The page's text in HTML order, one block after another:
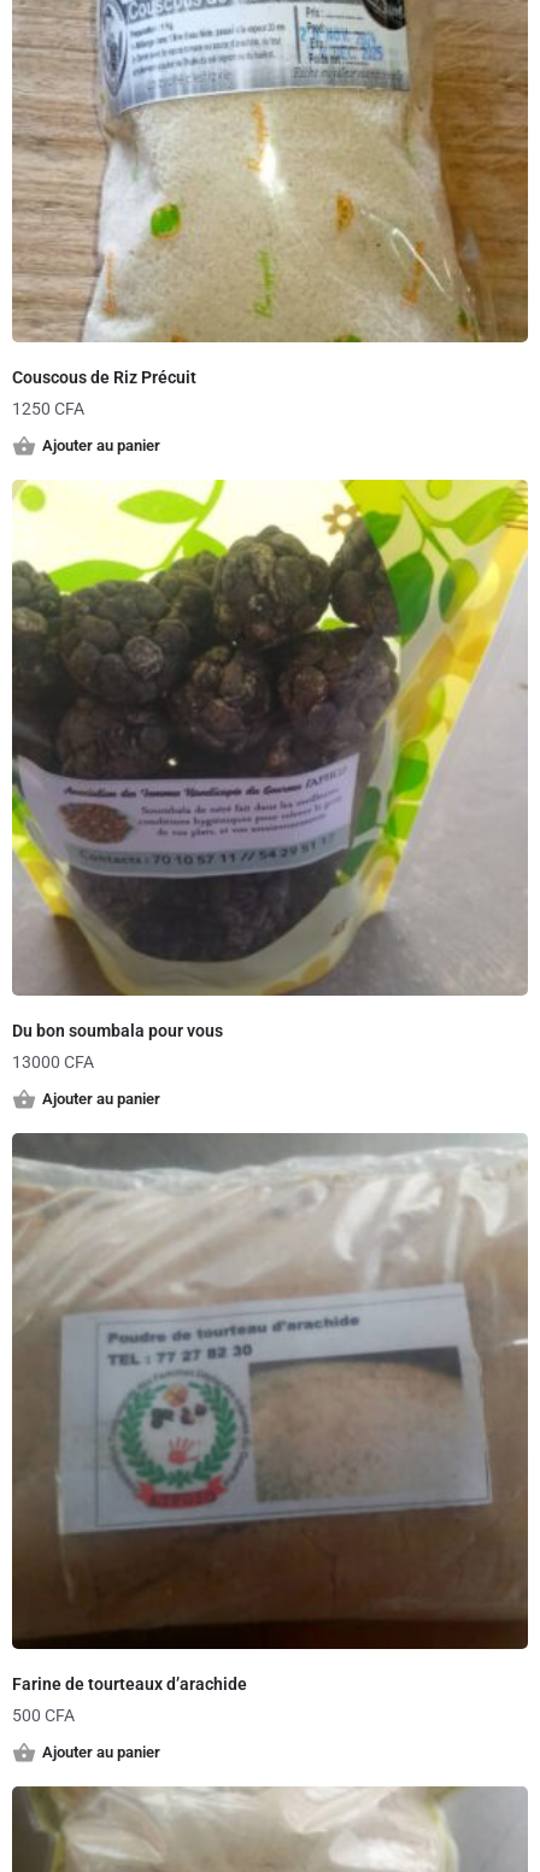
Couscous de Riz Précuit
1250 CFA
Ajouter au panier
Du bon soumbala pour vous
13000 CFA
Ajouter au panier
Farine de tourteaux d’arachide
500 CFA
Ajouter au panier